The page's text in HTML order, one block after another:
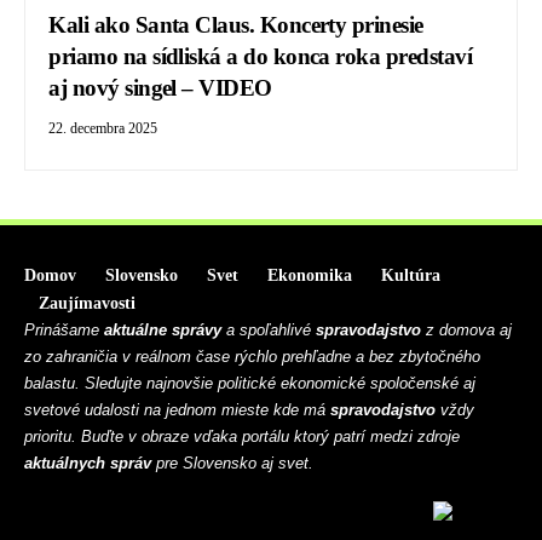
Kali ako Santa Claus. Koncerty prinesie
priamo na sídliská a do konca roka predstaví
aj nový singel – VIDEO
22. decembra 2025
Domov Slovensko Svet Ekonomika
Kultúra
Zaujímavosti
Prinášame aktuálne správya spoľahlivé spravodajstvo z domova aj
zo zahraničia v reálnom čase rýchlo prehľadne a bez zbytočného
balastu. Sledujte najnovšie politické ekonomické spoločenské aj
svetové udalosti na jednom mieste kde má spravodajstvo vždy
prioritu. Buďte v obraze vďaka portálu ktorý patrí medzi zdroje
aktuálnych správpre Slovensko aj svet.